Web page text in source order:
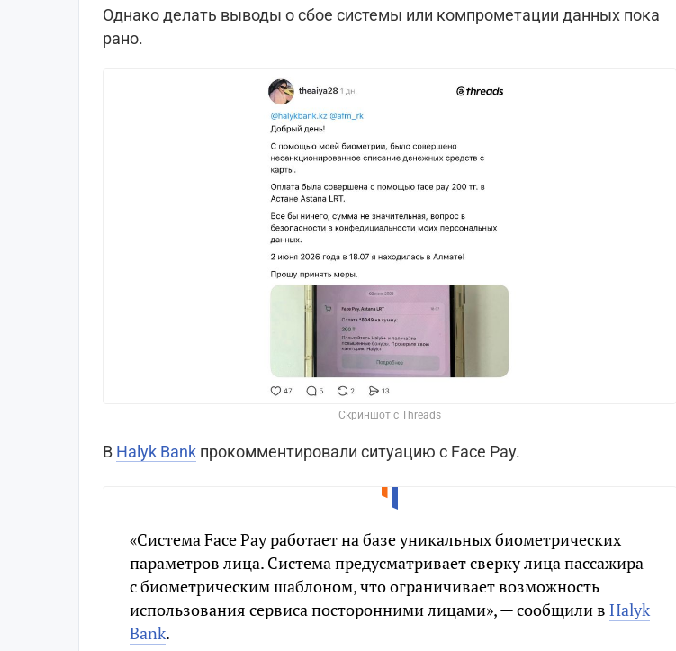
Однако делать выводы о сбое системы или компрометации данных пока
рано.
Скриншот с Threads
В Halyk Bank прокомментировали ситуацию с Face Pay.
«Система Face Pay работает на базе уникальных биометрических
параметров лица. Система предусматривает сверку лица пассажира
с биометрическим шаблоном, что ограничивает возможность
использования сервиса посторонними лицами», — сообщили в Halyk
Bank.